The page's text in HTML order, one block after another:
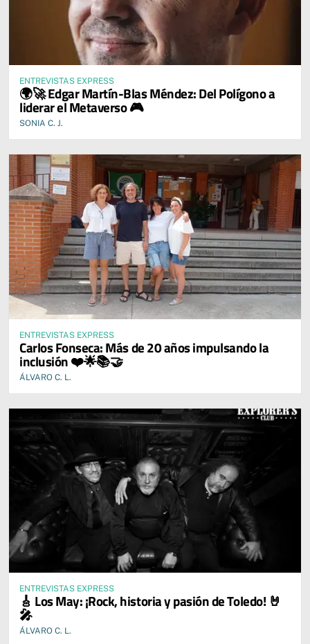
ENTREVISTAS EXPRESS
🌍🚀 Edgar Martín-Blas Méndez: Del Polígono a
liderar el Metaverso 🎮
SONIA C. J.
ENTREVISTAS EXPRESS
Carlos Fonseca: Más de 20 años impulsando la
inclusión ❤️🌟📚🤝
ÁLVARO C. L.
ENTREVISTAS EXPRESS
🎸 Los May: ¡Rock, historia y pasión de Toledo! 🤘
🎤
ÁLVARO C. L.